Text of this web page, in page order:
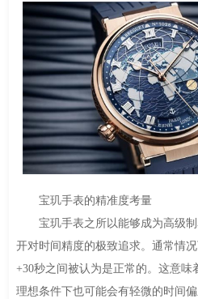
宝玑手表的精准度考量
宝玑手表之所以能够成为高级制
开对时间精度的极致追求。通常情
+30秒之间被认为是正常的。这意
理想条件下也可能会有轻微的时间偏